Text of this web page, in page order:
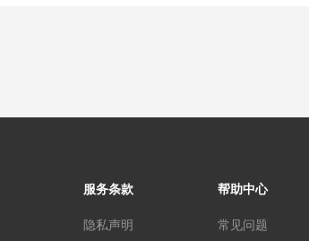
服务条款
隐私声明
帮助中心
常见问题